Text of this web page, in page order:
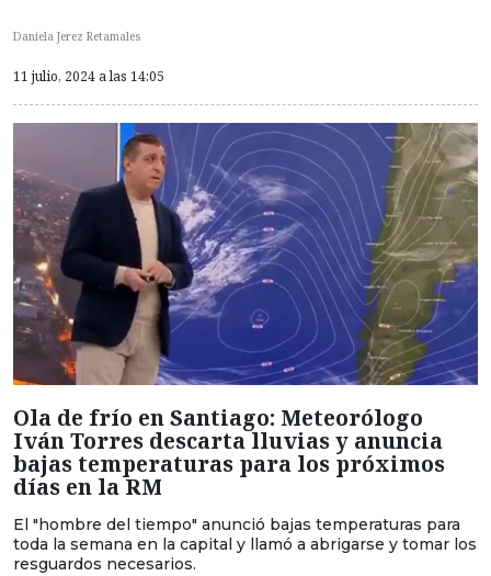
Daniela Jerez Retamales
11 julio, 2024 a las 14:05
Ola de frío en Santiago: Meteorólogo
Iván Torres descarta lluvias y anuncia
bajas temperaturas para los próximos
días en la RM
El "hombre del tiempo" anunció bajas temperaturas para
toda la semana en la capital y llamó a abrigarse y tomar los
resguardos necesarios.